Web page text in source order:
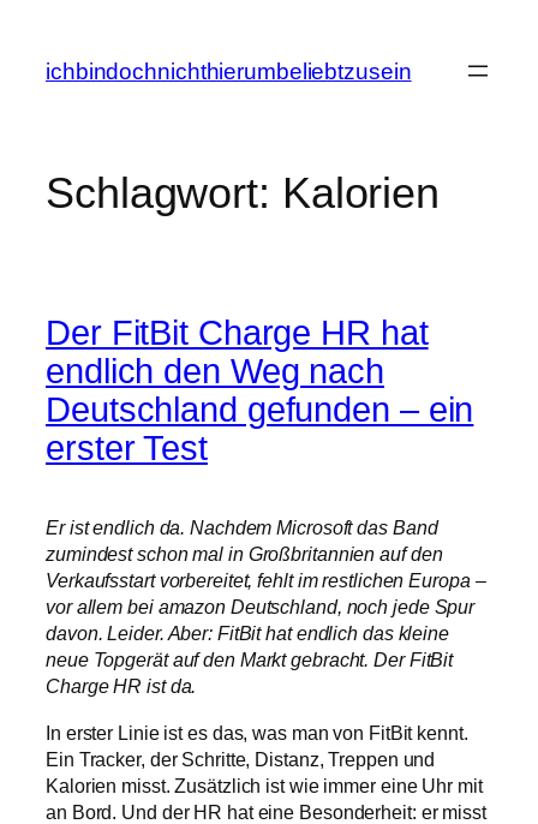
springen
ichbindochnichthierumbeliebtzusein
Schlagwort: Kalorien
Der FitBit Charge HR hat
endlich den Weg nach
Deutschland gefunden – ein
erster Test
Er ist endlich da. Nachdem Microsoft das Band
zumindest schon mal in Großbritannien auf den
Verkaufsstart vorbereitet, fehlt im restlichen Europa –
vor allem bei amazon Deutschland, noch jede Spur
davon. Leider. Aber: FitBit hat endlich das kleine
neue Topgerät auf den Markt gebracht. Der FitBit
Charge HR ist da.
In erster Linie ist es das, was man von FitBit kennt.
Ein Tracker, der Schritte, Distanz, Treppen und
Kalorien misst. Zusätzlich ist wie immer eine Uhr mit
an Bord. Und der HR hat eine Besonderheit: er misst